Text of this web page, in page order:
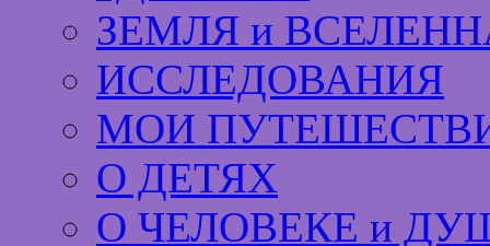
ЗЕМЛЯ и
ИССЛЕДОВАНИЯ
МОИ
О ДЕТЯХ
О ЧЕЛОВЕКЕ и